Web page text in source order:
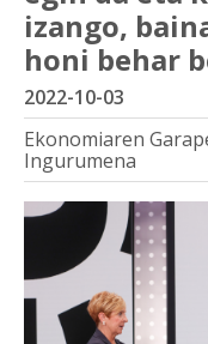
izango,
honi behar
2022-10-03
Ekonomiaren
Ingurumena